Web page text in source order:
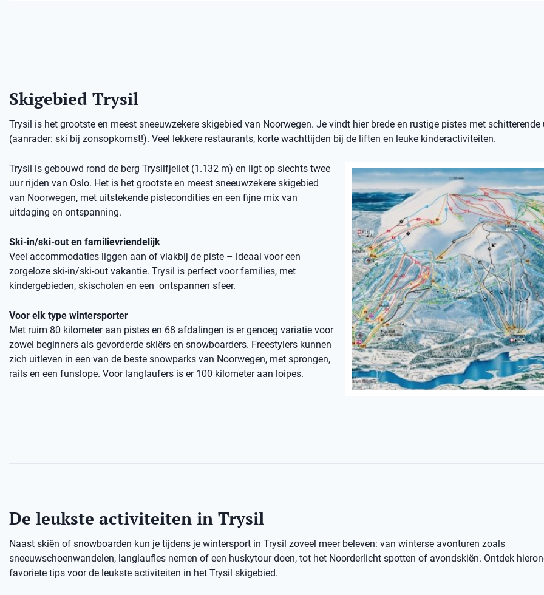
Skigebied Trysil
Trysil is het grootste en meest sneeuwzekere skigebied van Noorwegen. Je vindt hier brede en rustige pistes met
(aanrader: ski bij zonsopkomst!). Veel lekkere restaurants, korte wachttijden bij de liften en leuke kinderactiviteiten.
Trysil is gebouwd rond de berg Trysilfjellet (1.132 m) en ligt op slechts twee
uur rijden van Oslo. Het is het grootste en meest sneeuwzekere skigebied
van Noorwegen, met uitstekende pistecondities en een fijne mix van
uitdaging en ontspanning.
Ski-in/ski-out en familievriendelijk
Veel accommodaties liggen aan of vlakbij de piste – ideaal voor een
zorgeloze ski-in/ski-out vakantie. Trysil is perfect voor families, met
kindergebieden, skischolen en een ontspannen sfeer.
Voor elk type wintersporter
Met ruim 80 kilometer aan pistes en 68 afdalingen is er genoeg variatie voor
zowel beginners als gevorderde skiërs en snowboarders. Freestylers kunnen
zich uitleven in een van de beste snowparks van Noorwegen, met sprongen,
rails en een funslope. Voor langlaufers is er 100 kilometer aan loipes.
De leukste activiteiten in Trysil
Naast skiën of snowboarden kun je tijdens je wintersport in Trysil zoveel meer beleven: van winterse avonturen zoals
sneeuwschoenwandelen, langlaufles nemen of een huskytour doen, tot het Noorderlicht spotten of avondskiën. Ontdek
favoriete tips voor de leukste activiteiten in het Trysil skigebied.